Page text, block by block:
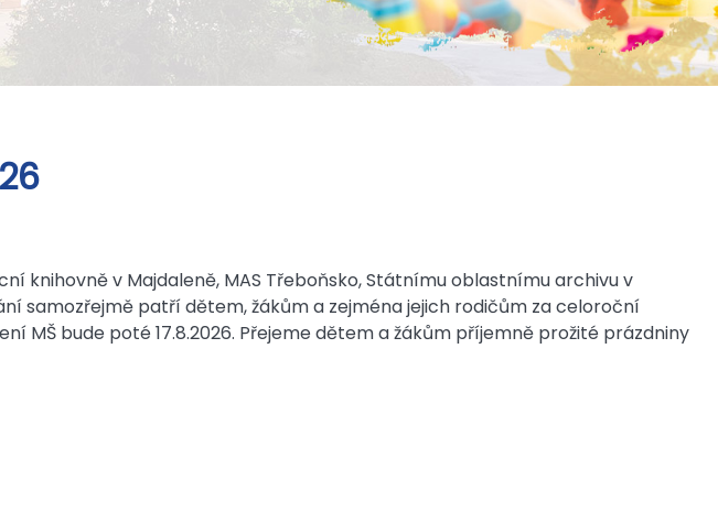
knihovně v Majdaleně, MAS Třeboňsko, Státnímu oblastnímu archivu v
samozřejmě patří dětem, žákům a zejména jejich rodičům za celoroční
MŠ bude poté 17.8.2026. Přejeme dětem a žákům příjemně prožité prázdniny